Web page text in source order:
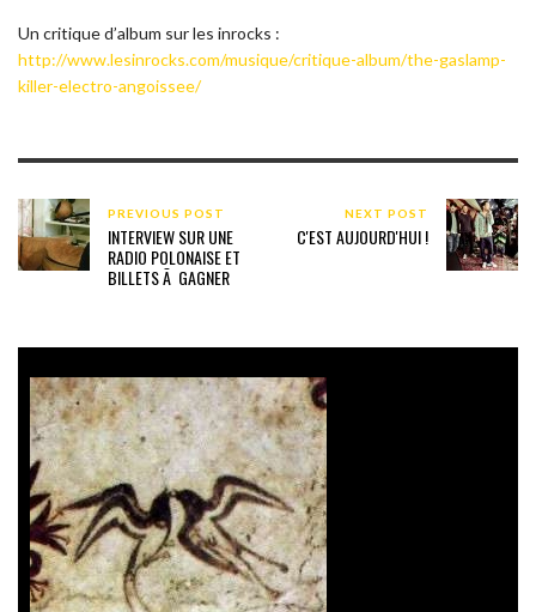
Un critique d’album sur les inrocks :
http://www.lesinrocks.com/musique/critique-album/the-gaslamp-
killer-electro-angoissee/
PREVIOUS POST
INTERVIEW SUR UNE
RADIO POLONAISE ET
BILLETS Ã GAGNER
NEXT POST
C'EST AUJOURD'HUI !